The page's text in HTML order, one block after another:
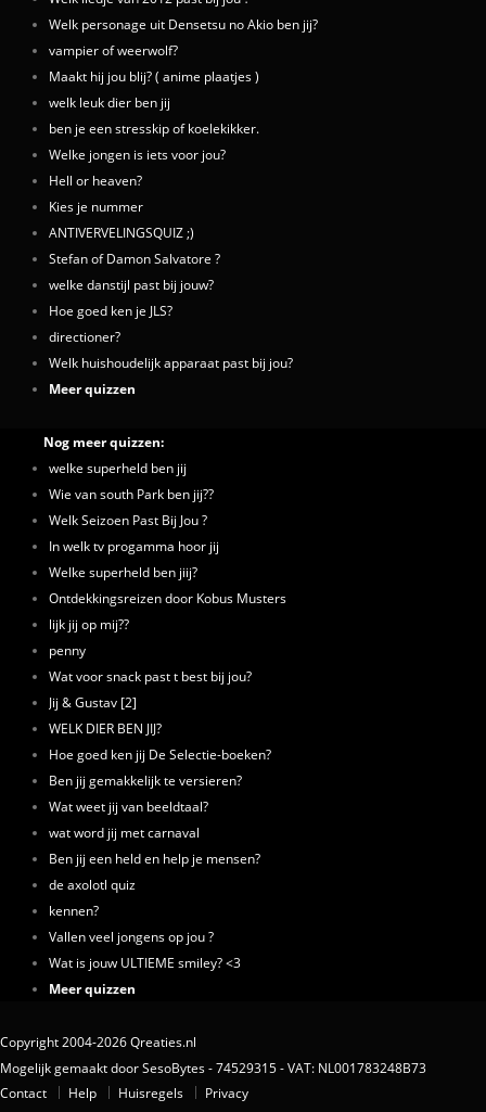
Welk personage uit Densetsu no Akio ben jij?
vampier of weerwolf?
Maakt hij jou blij? ( anime plaatjes )
welk leuk dier ben jij
ben je een stresskip of koelekikker.
Welke jongen is iets voor jou?
Hell or heaven?
Kies je nummer
ANTIVERVELINGSQUIZ ;)
Stefan of Damon Salvatore ?
welke danstijl past bij jouw?
Hoe goed ken je JLS?
directioner?
Welk huishoudelijk apparaat past bij jou?
Meer quizzen
Nog meer quizzen:
welke superheld ben jij
Wie van south Park ben jij??
Welk Seizoen Past Bij Jou ?
In welk tv progamma hoor jij
Welke superheld ben jiij?
Ontdekkingsreizen door Kobus Musters
lijk jij op mij??
penny
Wat voor snack past t best bij jou?
Jij & Gustav [2]
WELK DIER BEN JIJ?
Hoe goed ken jij De Selectie-boeken?
Ben jij gemakkelijk te versieren?
Wat weet jij van beeldtaal?
wat word jij met carnaval
Ben jij een held en help je mensen?
de axolotl quiz
kennen?
Vallen veel jongens op jou ?
Wat is jouw ULTIEME smiley? <3
Meer quizzen
Copyright 2004-2026 Qreaties.nl
Mogelijk gemaakt door SesoBytes - 74529315 - VAT: NL001783248B73
Contact
Help Huisregels Privacy